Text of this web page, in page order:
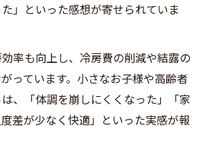
」といった感想が寄せられていま
率も向上し、冷房費の削減や結露の
っています。小さなお子様や高齢者
、「体調を崩しにくくなった」「家
差が少なく快適」といった実感が報